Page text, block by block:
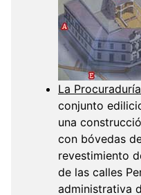
La
conjunto
una
con bóvedas
revestimiento
de las calles
administrativa